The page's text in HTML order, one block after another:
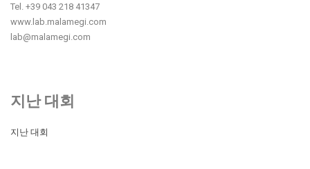
Tel. +39 043 218 41347
www.lab.malamegi.com
lab@malamegi.com
지난 대회
지난 대회